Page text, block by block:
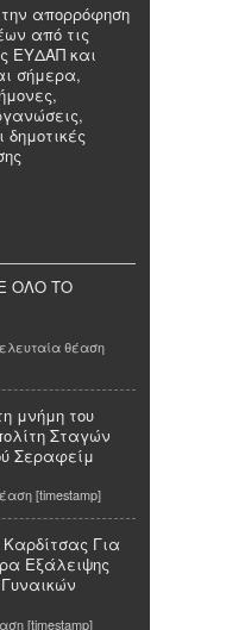
απορρόφηση
από τις
ΕΥΔΑΠ και
σήμερα,
δημοτικές
ΟΛΟ ΤΟ
θέαση
μνήμη του
Σταγών
Σεραφείμ
[timestamp]
Για
Εξάλειψης
[timestamp]